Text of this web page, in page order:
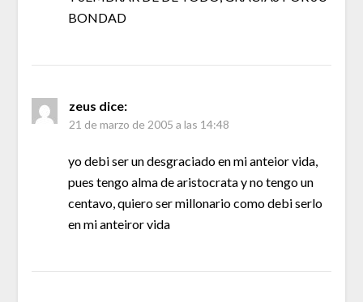
BONDAD
zeus dice:
21 de marzo de 2005 a las 14:48
yo debi ser un desgraciado en mi anteior vida,
pues tengo alma de aristocrata y no tengo un
centavo, quiero ser millonario como debi serlo
en mi anteiror vida